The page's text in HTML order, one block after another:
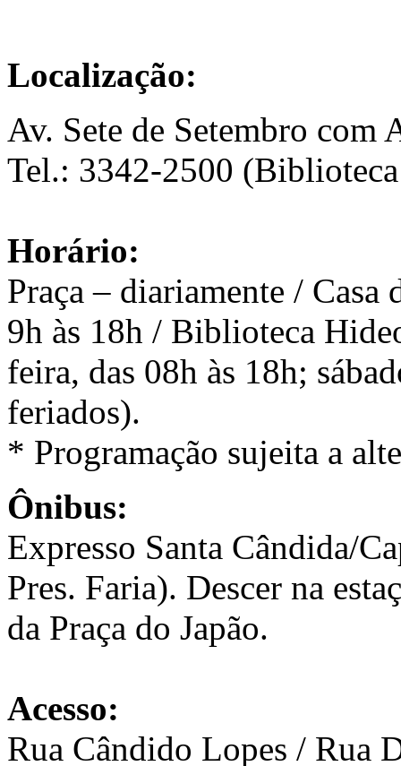
Localização:
Av. Sete de Setembro com
Tel.: 3342-2500
Horário:
Praça – diariamente /
9h às 18h / Biblioteca
feira, das 08h às 18h;
feriados).
* Programação sujeita a
Ônibus:
Expresso Santa Cândida/
Pres. Faria). Descer na
da Praça do Japão.
Acesso:
Rua Cândido Lopes / Rua